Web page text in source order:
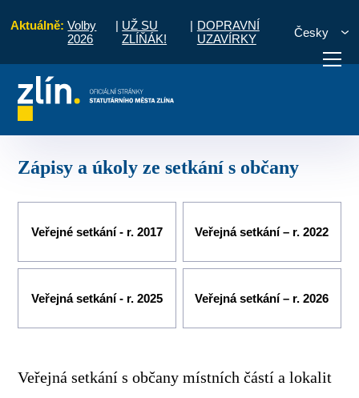
Aktuálně: Volby
2026
| UŽ SU
ZLÍŇÁK!
| DOPRAVNÍ
UZAVÍRKY
Česky
vyřídit Potřebuji zaplatit
Zápisy a úkoly ze setkání s občany
Veřejné setkání - r. 2017 Veřejná setkání – r. 2022
Veřejná setkání - r. 2025 Veřejná setkání – r. 2026
Veřejná setkání s občany místních částí a lokalit